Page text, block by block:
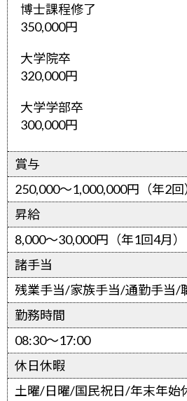
博士課程修了
350,000円
大学院卒
320,000円
大学学部卒
300,000円
賞与
250,000～1,000,000円（年2回
昇給
8,000～30,000円（年1回4月）
諸手当
残業手当/家族手当/通勤手当/
勤務時間
08:30～17:00
休日休暇
土曜/日曜/国民祝日/年末年始